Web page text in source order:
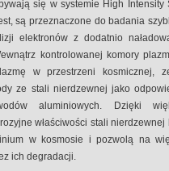
się w systemie High Intensity
są przeznaczone do badania
elektronów z dodatnio
kontrolowanej komory
w przestrzeni kosmicznej,
ze stali nierdzewnej jako
aluminiowych. Dzięki
właściwości stali nierdzewnej
w kosmosie i pozwolą na
ich degradacji.